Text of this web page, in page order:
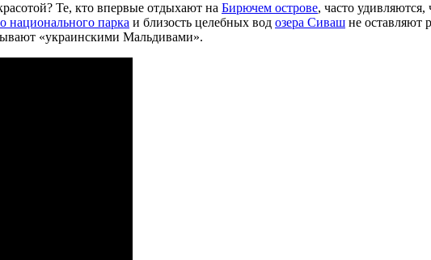
Те, кто впервые отдыхают на Бирючем острове, часто удивляются,
национального парка и близость целебных вод озера Сиваш не оставляют
«украинскими Мальдивами».